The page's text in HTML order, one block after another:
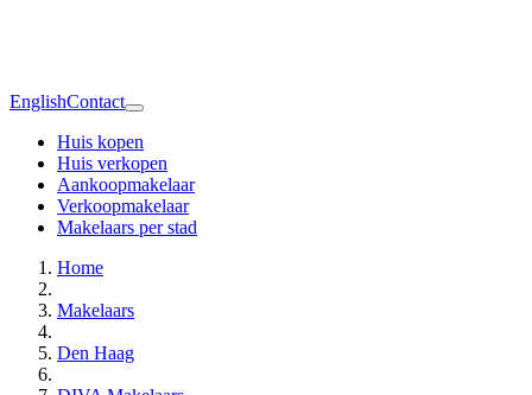
EnglishContact
Huis kopen
Huis verkopen
Aankoopmakelaar
Verkoopmakelaar
Makelaars per stad
Home
Makelaars
Den Haag